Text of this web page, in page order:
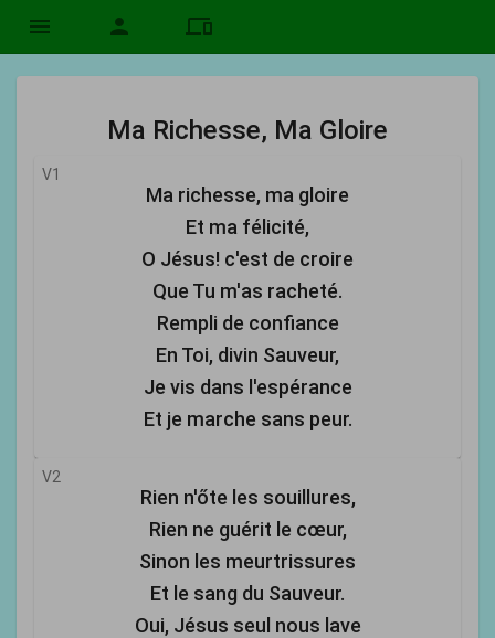
menu person devices
Ma Richesse, Ma Gloire
V1
Ma richesse, ma gloire
Et ma félicité,
O Jésus! c'est de croire
Que Tu m'as racheté.
Rempli de confiance
En Toi, divin Sauveur,
Je vis dans l'espérance
Et je marche sans peur.
V2
Rien n'őte les souillures,
Rien ne guérit le cœur,
Sinon les meurtrissures
Et le sang du Sauveur.
Oui, Jésus seul nous lave